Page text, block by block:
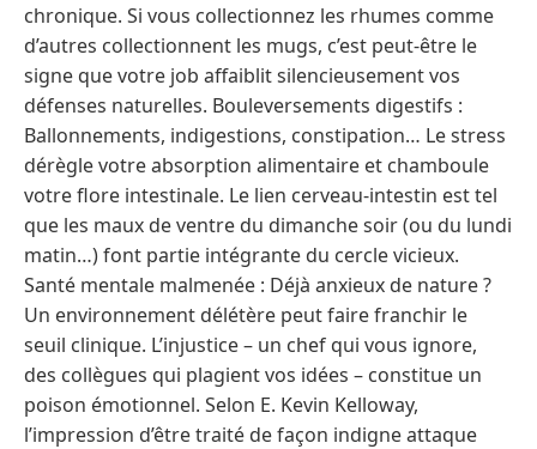
chronique. Si vous collectionnez les rhumes comme
d’autres collectionnent les mugs, c’est peut-être le
signe que votre job affaiblit silencieusement vos
défenses naturelles. Bouleversements digestifs :
Ballonnements, indigestions, constipation… Le stress
dérègle votre absorption alimentaire et chamboule
votre flore intestinale. Le lien cerveau-intestin est tel
que les maux de ventre du dimanche soir (ou du lundi
matin…) font partie intégrante du cercle vicieux.
Santé mentale malmenée : Déjà anxieux de nature ?
Un environnement délétère peut faire franchir le
seuil clinique. L’injustice – un chef qui vous ignore,
des collègues qui plagient vos idées – constitue un
poison émotionnel. Selon E. Kevin Kelloway,
l’impression d’être traité de façon indigne attaque